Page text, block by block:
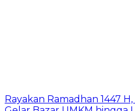
Rayakan Ramadhan 1447